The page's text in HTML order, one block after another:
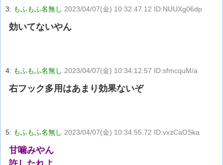
3: もふもふ名無し 2023/04/07(金) 10:32:47.12 ID:NUUXg06dp
効いてないやん
4: もふもふ名無し 2023/04/07(金) 10:34:12.57 ID:sfmcquM/a
右フック多用はあまり効果ないぞ
5: もふもふ名無し 2023/04/07(金) 10:34:55.72 ID:vxzCaOSka
甘噛みやん